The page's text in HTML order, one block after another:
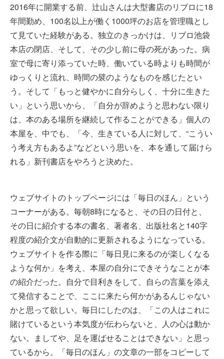
2016年に開業する前、辻山さんは大型書店のリブロに18
年間勤め、100名以上が働く1000坪のお店を管理職とし
て見ていた経験がある。独立のきっかけは、リブロ池袋
本店の閉店、そして、その少し前に母の死があった。病
室で母に寄り添っていた時、働いている時よりも時間が
ゆっくりと流れ、時間の襞のようなものを感じたとい
う。そして「もっと健やかに自分らしく、十分に生きた
い」という思いから、「自分が辞めようと思わない限り
は、本のある場所を継続して作ることができる」個人の
本屋を、中でも、「今、生きている人に対して、“こうい
う考え方もあるよ”などという思いを、本を通して届けら
れる」新刊書店をやろうと決めた。
ウェブサイトのトップページには「毎日のほん」という
コーナーがある。毎朝8時になると、その日の日付と、
その日に紹介する本の書名、著者名、出版社名と140字
程度の紹介文が自動的に更新されるようになっている。
ウェブサイトを作る際に「毎日見に来るのが楽しくなる
ような何か」を考え、本屋の自分にできそうなことが本
の紹介だった。自分で目利きをして、自らの言葉を添え
て発信することで、ここに来たら何かがあるんじゃない
かと思って欲しい。毎日にしたのは、「この人はこれに
賭けているという本気度が伝わらないと、人の心は動か
ない。ましてや、足を運ばせることはできない」と思っ
ているから。「毎日のほん」の文章の一部をコピーして